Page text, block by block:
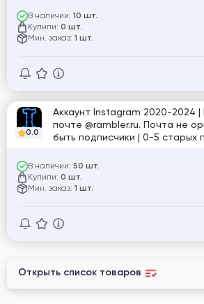
В наличии: 10 шт.
Купили: 0 шт.
Мин. заказ: 1 шт.
0.0
Аккаунт Instagram 2020-2024
почте @rambler.ru. Почта не
быть подписчики | 0-5 старых
В наличии: 50 шт.
Купили: 0 шт.
Мин. заказ: 1 шт.
Открыть список товаров